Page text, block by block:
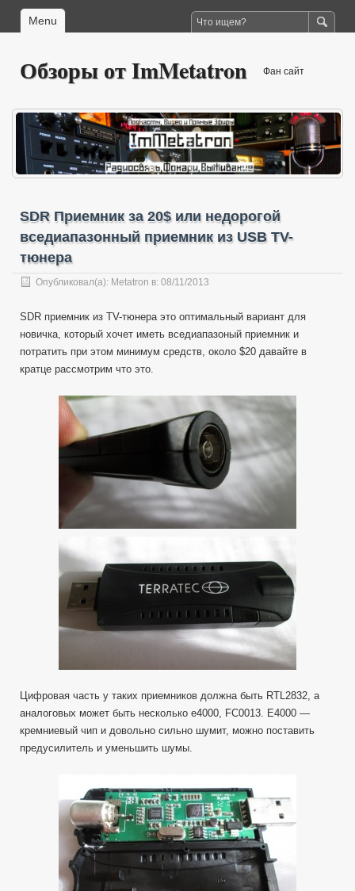
Menu
Обзоры от ImMetatron Фан сайт
SDR Приемник за 20$ или недорогой
вседиапазонный приемник из USB TV-
тюнера
Опубликовал(а): Metatron в: 08/11/2013
SDR приемник из TV-тюнера это оптимальный вариант для
новичка, который хочет иметь вседиапазоный приемник и
потратить при этом минимум средств, около $20 давайте в
кратце рассмотрим что это.
Цифровая часть у таких приемников должна быть RTL2832, а
аналоговых может быть несколько e4000, FC0013. E4000 —
кремниевый чип и довольно сильно шумит, можно поставить
предусилитель и уменьшить шумы.